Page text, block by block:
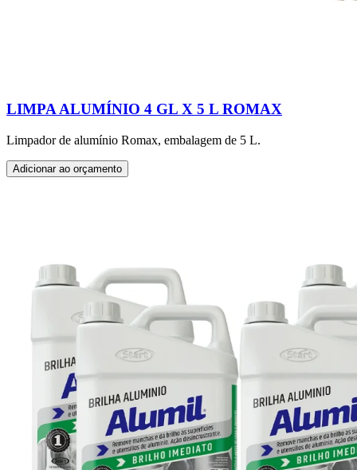
LIMPA ALUMÍNIO 4 GL X 5 L ROMAX
Limpador de alumínio Romax, embalagem de 5 L.
Adicionar ao orçamento